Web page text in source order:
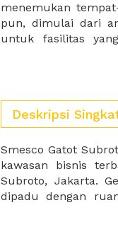
menemukan
pun, dimulai dari
untuk fasilitas
baik untuk
Deskripsi
Smesco Gatot
kawasan bisnis
Subroto, Jakarta.
dipadu dengan
dengan gedung 4
ideal bagi para